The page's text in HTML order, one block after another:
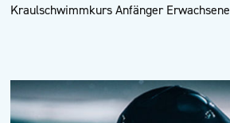
Kraulschwimmkurs Anfänger Erwachsene